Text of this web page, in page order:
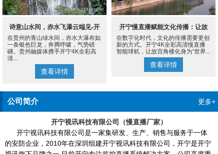
诗意山水间，赤水飞瀑云端见-开
宁4K慢直播摄像机
在贵州的青山绿水间，赤水大瀑布如
一条银色巨龙，奔腾呼啸，气势磅
礴。贵州融媒体携手开宁4K全彩高
清...
查看详情
开宁慢直播赋能文化传播：让故
宫角楼成为世界的文化客厅
在数字化时代，文化的传播需要更创
新的方式。开宁4K全彩高清慢直播
智能球机，让故宫角楼化身为“世界...
查看详情
公司简介 更多+
开宁视讯科技有限公司（慢直播厂家）
开宁视讯科技有限公司是一家集研发、生产、销售与服务于一体
的安防企业，2010年在深圳组建开宁视讯科技有限公司，开宁是开宁